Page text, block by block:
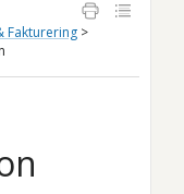
Fakturering >